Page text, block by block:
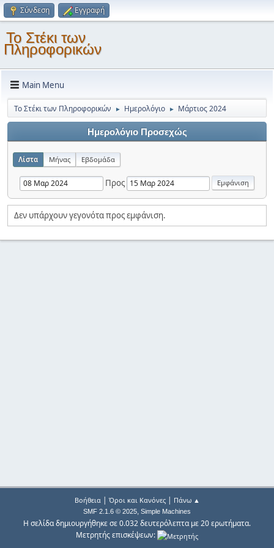
Σύνδεση Εγγραφή
Το Στέκι των
Πληροφορικών
Main Menu
Το Στέκι των Πληροφορικών ► Ημερολόγιο ► Μάρτιος 2024
Ημερολόγιο Προσεχώς
Λίστα Μήνας Εβδομάδα
Προς
Δεν υπάρχουν γεγονότα προς εμφάνιση.
Βοήθεια| Όροι και Κανόνες| Πάνω ▲
SMF 2.1.6 © 2025, Simple Machines
Η σελίδα δημιουργήθηκε σε 0.032 δευτερόλεπτα με 20 ερωτήματα.
Μετρητής επισκέψεων: